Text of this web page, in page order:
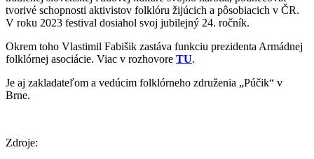
tvorivé schopnosti aktivistov folklóru žijúcich a pôsobiacich v ČR.
V roku 2023 festival dosiahol svoj jubilejný 24. ročník.
Okrem toho Vlastimil Fabišik zastáva funkciu prezidenta Armádnej
folklórnej asociácie. Viac v rozhovore TU.
Je aj zakladateľom a vedúcim folklórneho združenia „Púčik“ v
Brne.
Zdroje: